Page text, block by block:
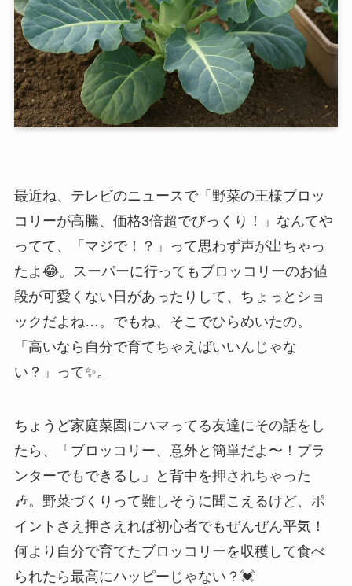
最近ね、テレビのニュースで「野菜の王様ブロッ
コリーが高騰、価格3倍超でびっくり！」なんてや
ってて、「マジで！？」って思わず声が出ちゃっ
たよ😂。スーパーに行ってもブロッコリーのお値
段が可愛くない日があったりして、ちょっとショ
ックだよね…。でもね、そこでひらめいたの。
「高いなら自分で育てちゃえばいいんじゃな
い？」って✨。
ちょうど家庭菜園にハマってる友達にその話をし
たら、「ブロッコリー、意外と簡単だよ〜！プラ
ンターでもできるし」と背中を押されちゃった
🎶。野菜づくりって難しそうに聞こえるけど、ポ
イントさえ押さえれば初心者でもぜんぜん平気！
何より自分で育てたブロッコリーを収穫して食べ
られたら最高にハッピーじゃない？💓